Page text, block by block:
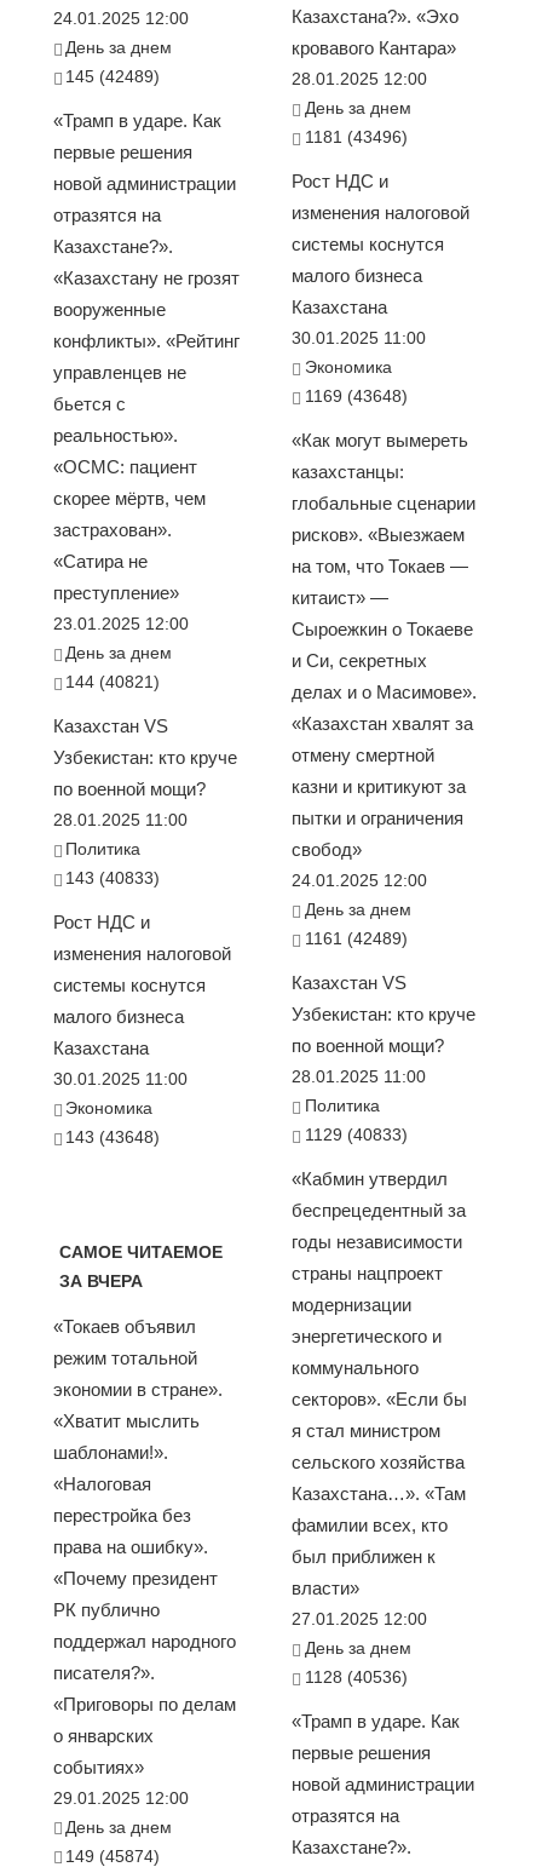
24.01.2025 12:00
День за днем
145 (42489)
«Трамп в ударе. Как
первые решения
новой администрации
отразятся на
Казахстане?».
«Казахстану не грозят
вооруженные
конфликты». «Рейтинг
управленцев не
бьется с
реальностью».
«ОСМС: пациент
скорее мёртв, чем
застрахован».
«Сатира не
преступление»
23.01.2025 12:00
День за днем
144 (40821)
Казахстан VS
Узбекистан: кто круче
по военной мощи?
28.01.2025 11:00
Политика
143 (40833)
Рост НДС и
изменения налоговой
системы коснутся
малого бизнеса
Казахстана
30.01.2025 11:00
Экономика
143 (43648)
САМОЕ ЧИТАЕМОЕ
ЗА ВЧЕРА
«Токаев объявил
режим тотальной
экономии в стране».
«Хватит мыслить
шаблонами!».
«Налоговая
перестройка без
права на ошибку».
«Почему президент
РК публично
поддержал народного
писателя?».
«Приговоры по делам
о январских
событиях»
29.01.2025 12:00
День за днем
149 (45874)
Казахстана?». «Эхо
кровавого Кантара»
28.01.2025 12:00
День за днем
1181 (43496)
Рост НДС и
изменения налоговой
системы коснутся
малого бизнеса
Казахстана
30.01.2025 11:00
Экономика
1169 (43648)
«Как могут вымереть
казахстанцы:
глобальные сценарии
рисков». «Выезжаем
на том, что Токаев —
китаист» —
Сыроежкин о Токаеве
и Си, секретных
делах и о Масимове».
«Казахстан хвалят за
отмену смертной
казни и критикуют за
пытки и ограничения
свобод»
24.01.2025 12:00
День за днем
1161 (42489)
Казахстан VS
Узбекистан: кто круче
по военной мощи?
28.01.2025 11:00
Политика
1129 (40833)
«Кабмин утвердил
беспрецедентный за
годы независимости
страны нацпроект
модернизации
энергетического и
коммунального
секторов». «Если бы
я стал министром
сельского хозяйства
Казахстана…». «Там
фамилии всех, кто
был приближен к
власти»
27.01.2025 12:00
День за днем
1128 (40536)
«Трамп в ударе. Как
первые решения
новой администрации
отразятся на
Казахстане?».